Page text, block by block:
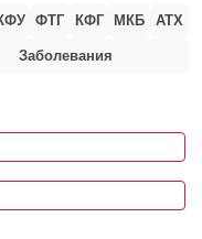
ФТГ КФГ МКБ АТХ
Заболевания